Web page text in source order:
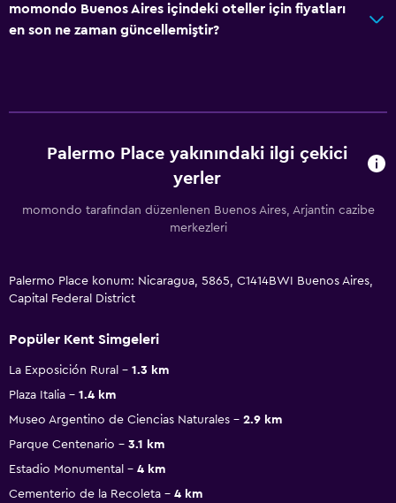
momondo Buenos Aires içindeki oteller için fiyatları
en son ne zaman güncellemiştir?
Palermo Place yakınındaki ilgi çekici
yerler
momondo tarafından düzenlenen Buenos Aires, Arjantin cazibe
merkezleri
Palermo Place konum: Nicaragua, 5865, C1414BWI Buenos Aires,
Capital Federal District
Popüler Kent Simgeleri
La Exposición Rural
1.3 km
Plaza Italia
1.4 km
Museo Argentino de Ciencias Naturales
2.9 km
Parque Centenario
3.1 km
Estadio Monumental
4 km
Cementerio de la Recoleta
4 km